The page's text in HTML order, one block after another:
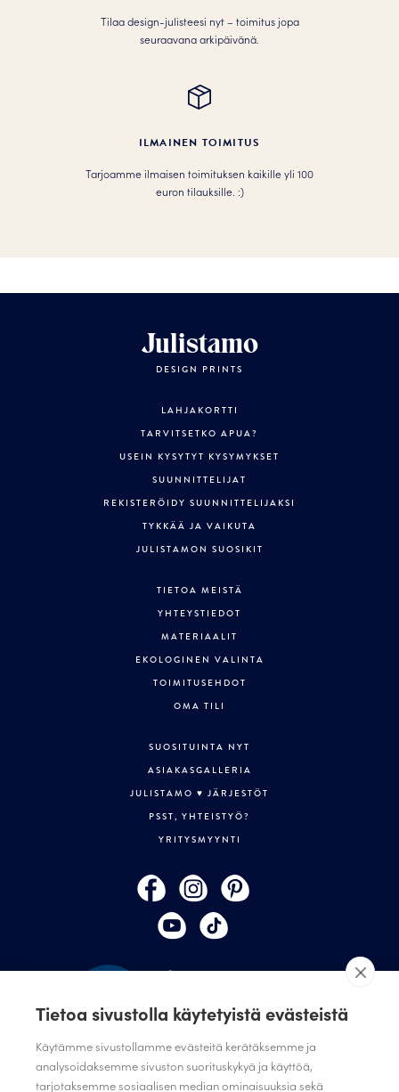
Tilaa design-julisteesi nyt – toimitus jopa
seuraavana arkipäivänä.
ILMAINEN TOIMITUS
Tarjoamme ilmaisen toimituksen kaikille yli 100
euron tilauksille. :­­)
Julistamo
DESIGN PRINTS
LAHJAKORTTI
TARVITSETKO APUA?
USEIN KYSYTYT KYSYMYKSET
SUUNNITTELIJAT
REKISTERÖIDY SUUNNITTELIJAKSI
TYKKÄÄ JA VAIKUTA
JULISTAMON SUOSIKIT
TIETOA MEISTÄ
YHTEYSTIEDOT
MATERIAALIT
EKOLOGINEN VALINTA
TOIMITUSEHDOT
OMA TILI
SUOSITUINTA NYT
ASIAKASGALLERIA
JULISTAMO ♥ JÄRJESTÖT
PSST, YHTEISTYÖ?
YRITYSMYYNTI
TILAA JULISTAMON UUTISKIRJE
Tietoa sivustolla käytetyistä evästeistä
Käytämme sivustollamme evästeitä kerätäksemme ja
analysoidaksemme sivuston suorituskykyä ja käyttöä,
tarjotaksemme sosiaalisen median ominaisuuksia sekä